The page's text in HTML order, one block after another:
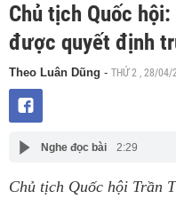
Chủ tịch Quốc
được quyết định
Theo Luân Dũng - THỨ 2 , 28/04/
Nghe đọc bài 2:29
Chủ tịch Quốc hội Trần